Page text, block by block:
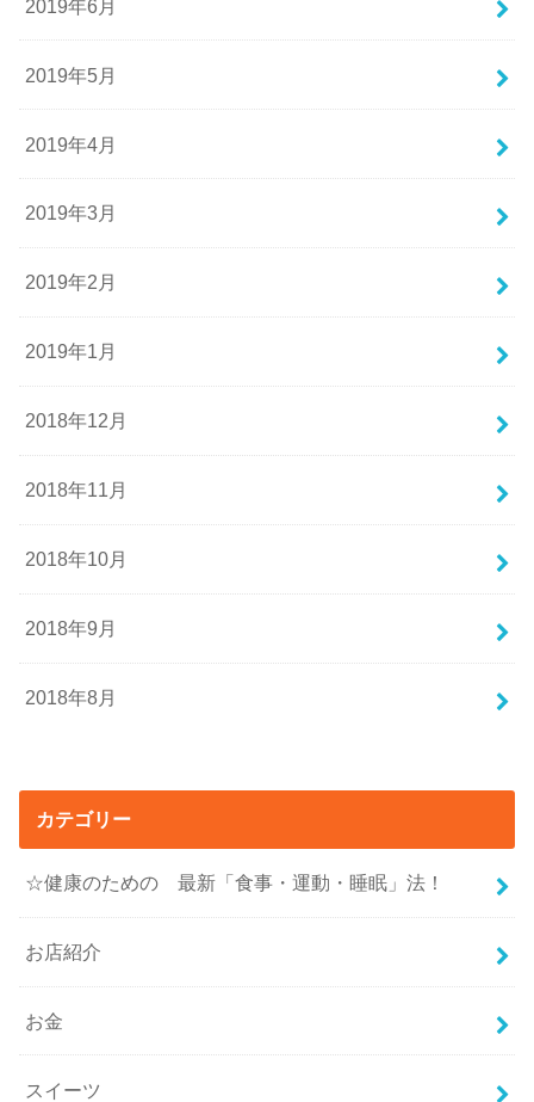
2019年6月
2019年5月
2019年4月
2019年3月
2019年2月
2019年1月
2018年12月
2018年11月
2018年10月
2018年9月
2018年8月
カテゴリー
☆健康のための 最新「食事・運動・睡眠」法！
お店紹介
お金
スイーツ